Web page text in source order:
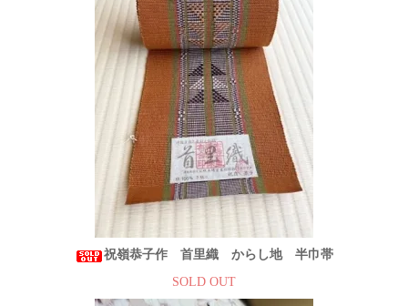
祝嶺恭子作 首里織 からし地 半巾帯
SOLD OUT